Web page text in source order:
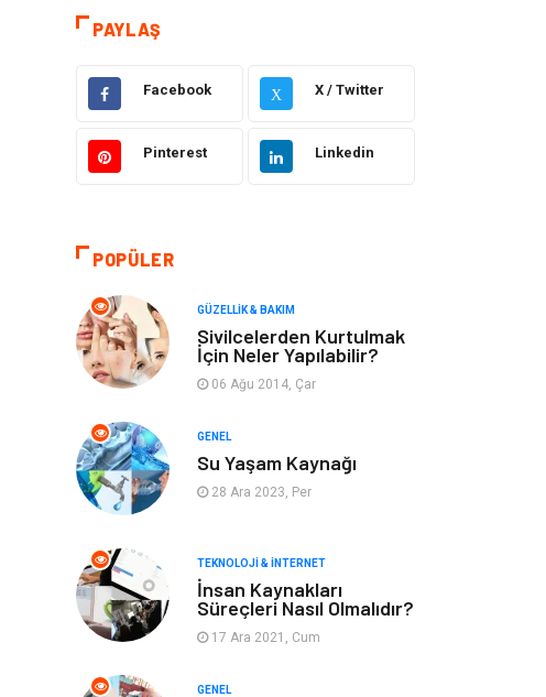
Moda
Yazılım
Giyim
Yeme & İçme Gıda
Keyif & Hobi Organizasyon
Müzik
Gayrimenkul Spor
Finans& Ekonomi
Genel Kültür Emlak
PAYLAŞ
Facebook X X / Twitter
Pinterest Linkedin
POPÜLER
GÜZELLIK & BAKIM
Sivilcelerden Kurtulmak
İçin Neler Yapılabilir?
06 Ağu 2014, Çar
GENEL
Su Yaşam Kaynağı
28 Ara 2023, Per
TEKNOLOJI & İNTERNET
İnsan Kaynakları
Süreçleri Nasıl Olmalıdır?
17 Ara 2021, Cum
GENEL